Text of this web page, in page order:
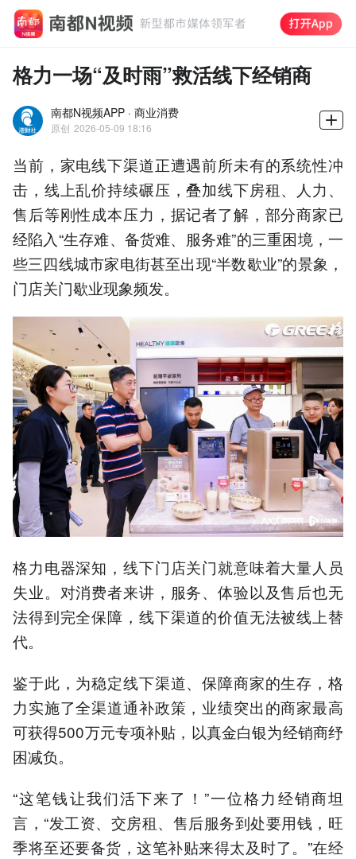
格力一场“及时雨”救活线下经销商
南都N视频APP · 商业消费
原创 2026-05-09 18:16
当前，家电线下渠道正遭遇前所未有的系统性冲
击，线上乱价持续碾压，叠加线下房租、人力、
售后等刚性成本压力，据记者了解，部分商家已
经陷入“生存难、备货难、服务难”的三重困境，一
些三四线城市家电街甚至出现“半数歇业”的景象，
门店关门歇业现象频发。
格力电器深知，线下门店关门就意味着大量人员
失业。对消费者来讲，服务、体验以及售后也无
法得到完全保障，线下渠道的价值无法被线上替
代。
鉴于此，为稳定线下渠道、保障商家的生存，格
力实施了全渠道通补政策，业绩突出的商家最高
可获得500万元专项补贴，以真金白银为经销商纾
困减负。
“这笔钱让我们活下来了！”一位格力经销商坦
言，“发工资、交房租、售后服务到处要用钱，旺
季将至还要备货，这笔补贴来得太及时了。”在经